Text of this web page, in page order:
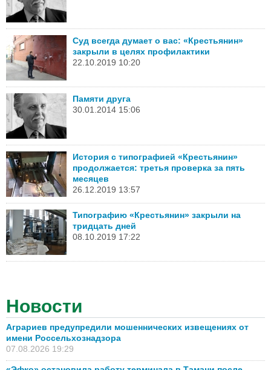
Суд всегда думает о вас: «Крестьянин»
закрыли в целях профилактики
22.10.2019 10:20
Памяти друга
30.01.2014 15:06
История с типографией «Крестьянин»
продолжается: третья проверка за пять
месяцев
26.12.2019 13:57
Типографию «Крестьянин» закрыли на
тридцать дней
08.10.2019 17:22
Новости
Аграриев предупредили мошеннических извещениях от
имени Россельхознадзора
07.08.2026 19:29